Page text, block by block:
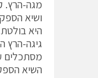
ושיא
גיגה-הרץ
מסתכלים
השיא